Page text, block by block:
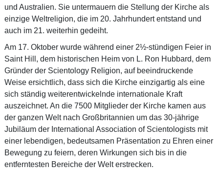
und Australien. Sie untermauern die Stellung der Kirche als
einzige Weltreligion, die im 20. Jahrhundert entstand und
auch im 21. weiterhin gedeiht.
Am 17. Oktober wurde während einer 2½-stündigen Feier in
Saint Hill, dem historischen Heim von L. Ron Hubbard, dem
Gründer der Scientology Religion, auf beeindruckende
Weise ersichtlich, dass sich die Kirche einzigartig als eine
sich ständig weiterentwickelnde internationale Kraft
auszeichnet. An die 7500 Mitglieder der Kirche kamen aus
der ganzen Welt nach Großbritannien um das 30-jährige
Jubiläum der International Association of Scientologists mit
einer lebendigen, bedeutsamen Präsentation zu Ehren einer
Bewegung zu feiern, deren Wirkungen sich bis in die
entferntesten Bereiche der Welt erstrecken.